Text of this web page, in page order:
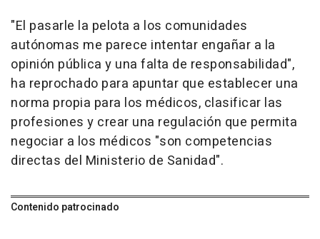
"El pasarle la pelota a los comunidades
autónomas me parece intentar engañar a la
opinión pública y una falta de responsabilidad",
ha reprochado para apuntar que establecer una
norma propia para los médicos, clasificar las
profesiones y crear una regulación que permita
negociar a los médicos "son competencias
directas del Ministerio de Sanidad".
Contenido patrocinado